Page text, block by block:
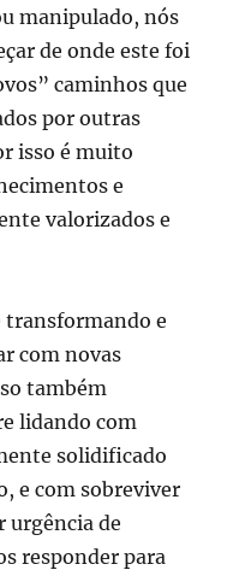
manipulado, nós
de onde este foi
caminhos que
por outras
isso é muito
e
valorizados e
transformando e
com novas
também
lidando com
solidificado
e com sobreviver
urgência de
responder para